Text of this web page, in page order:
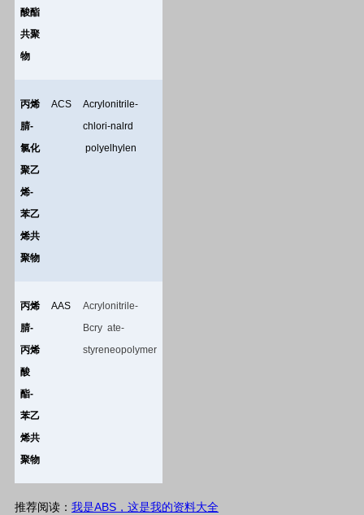
酸酯
共聚
物
丙烯
腈-
氯化
聚乙
烯-
苯乙
烯共
聚物
ACS
Acrylonitrile-
chlori-nalrd
polyelhylen
丙烯
腈-
丙烯
酸
酯-
苯乙
烯共
聚物
AAS
Acrylonitrile-
Bcry ate-
styreneopolymer
推荐阅读： 我是ABS ，这是我的资料大全